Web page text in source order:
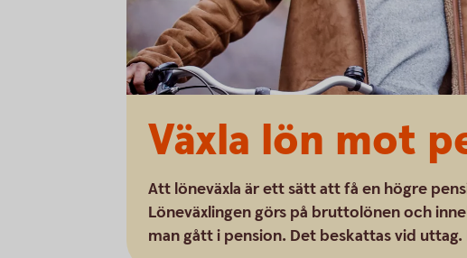
Växla lön mot
Att löneväxla är ett sätt att få en högre
Löneväxlingen görs på bruttolönen och
man gått i pension. Det beskattas vid